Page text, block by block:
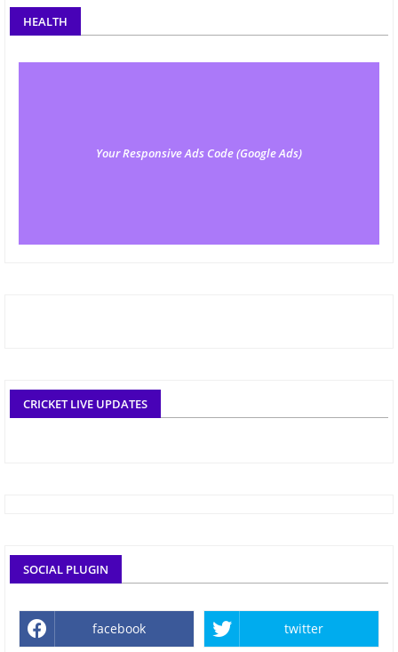
HEALTH
Your Responsive Ads Code (Google Ads)
CRICKET LIVE UPDATES
SOCIAL PLUGIN
facebook twitter